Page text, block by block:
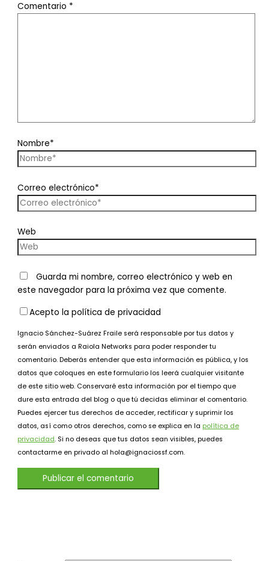
Comentario *
Nombre*
Correo electrónico*
Web
Guarda mi nombre, correo electrónico y web en
este navegador para la próxima vez que comente.
Acepto la política de privacidad
Ignacio Sánchez-Suárez Fraile será responsable por tus datos y
serán enviados a Raiola Networks para poder responder tu
comentario. Deberás entender que esta información es pública, y los
datos que coloques en este formulario los leerá cualquier visitante
de este sitio web. Conservaré esta información por el tiempo que
dure esta entrada del blog o que tú decidas eliminar el comentario.
Puedes ejercer tus derechos de acceder, rectificar y suprimir los
datos, así como otros derechos, como se explica en la política de
privacidad. Si no deseas que tus datos sean visibles, puedes
contactarme en privado al hola@ignaciossf.com.